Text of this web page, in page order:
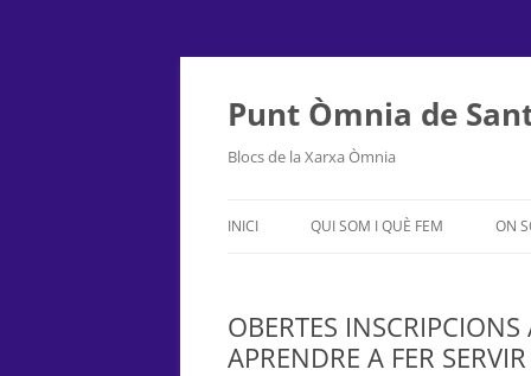
Punt Òmnia de
Blocs de la Xarxa Òmnia
INICI QUI SOM I QUÈ FEM ON
OBERTES
APRENDRE A FER